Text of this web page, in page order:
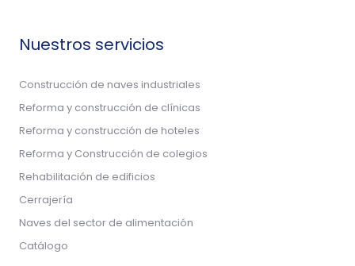
Nuestros servicios
Construcción de naves industriales
Reforma y construcción de clínicas
Reforma y construcción de hoteles
Reforma y Construcción de colegios
Rehabilitación de edificios
Cerrajería
Naves del sector de alimentación
Catálogo